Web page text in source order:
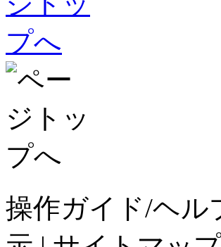
操作ガイド/ヘル